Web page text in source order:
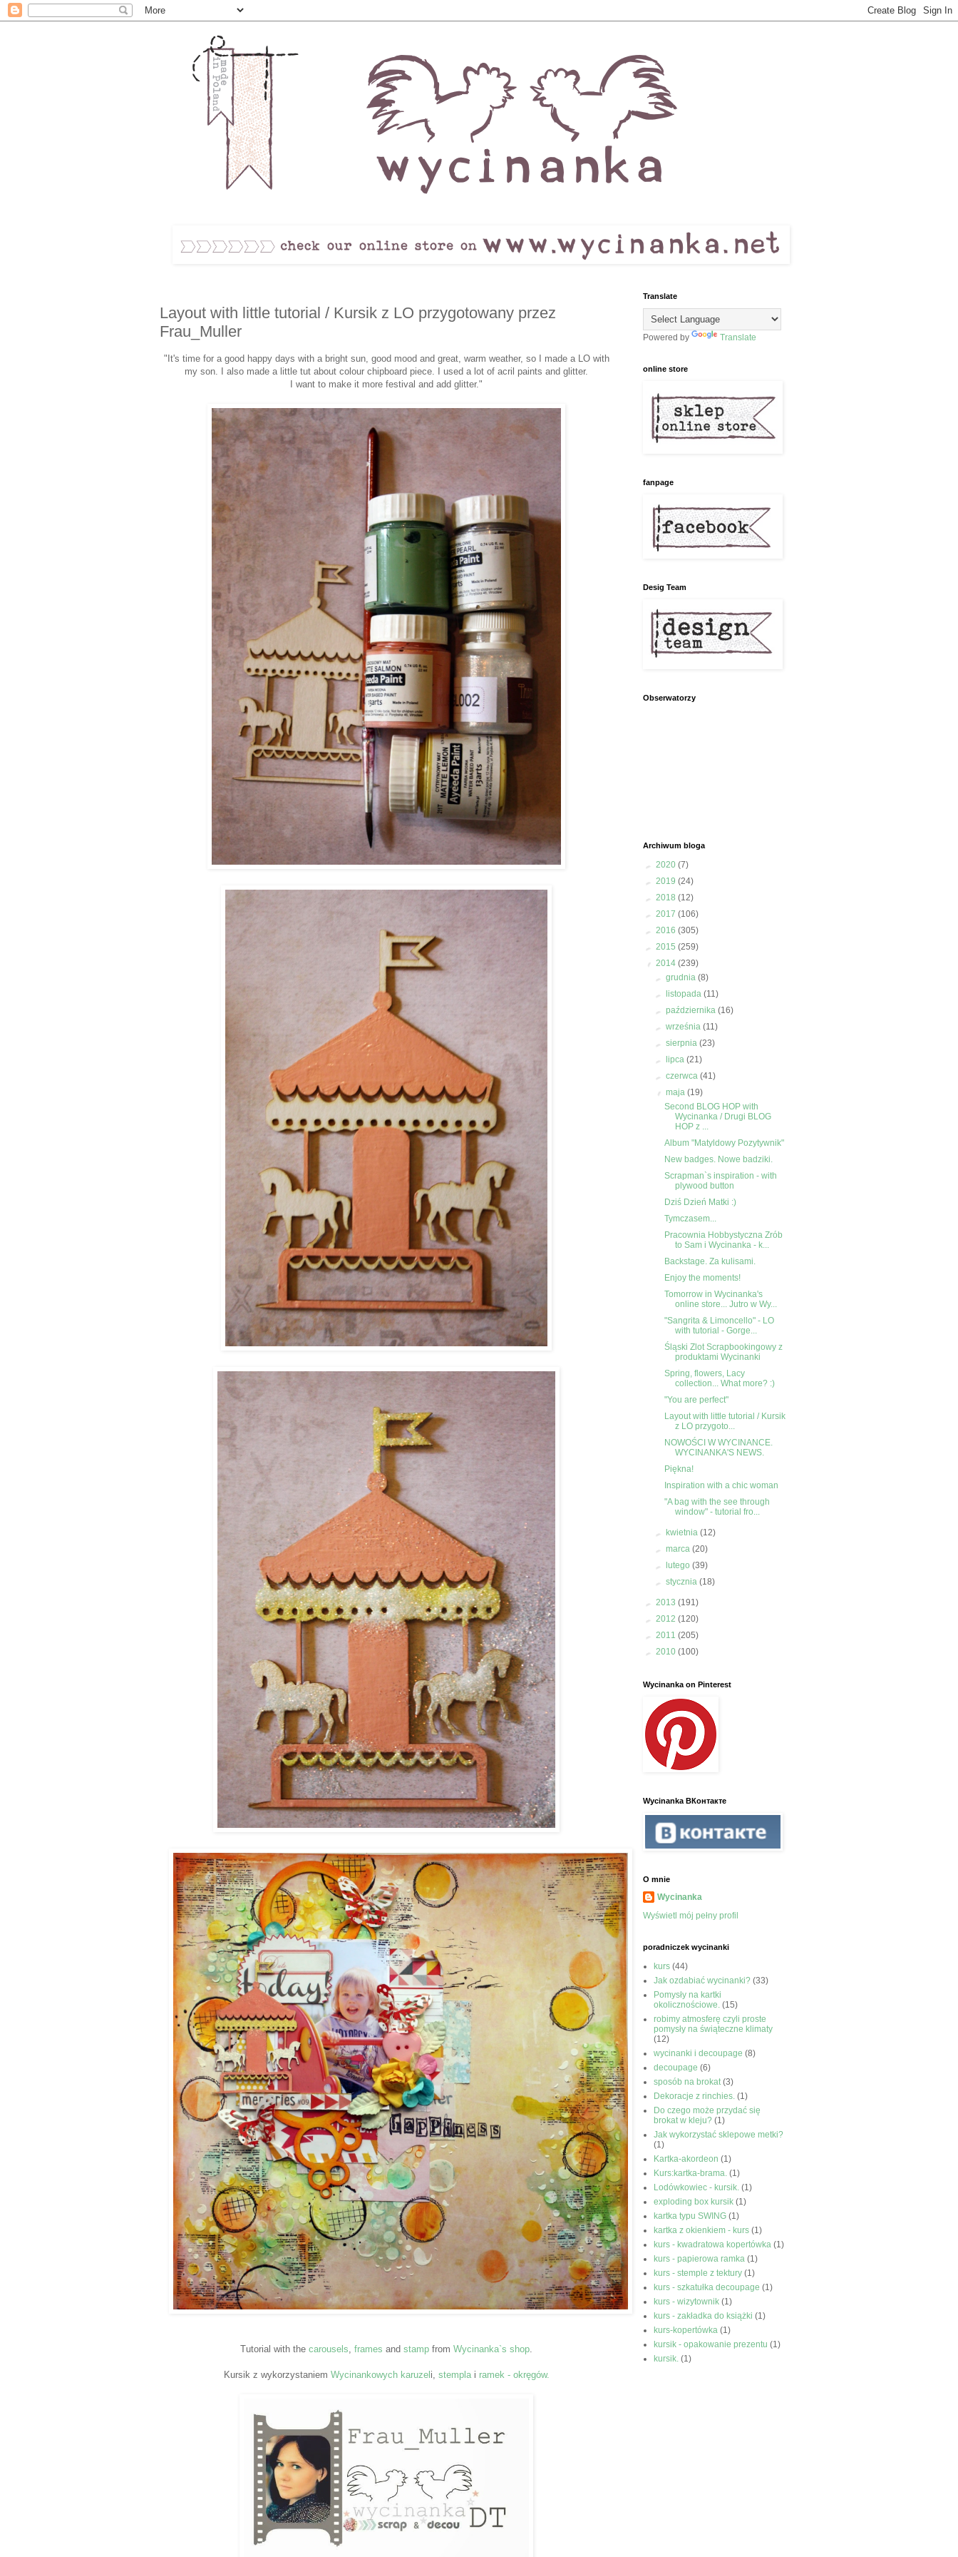
Layout with little tutorial / Kursik z LO przygotowany przez
Frau_Muller
"It's time for a good happy days with a bright sun, good mood and great, warm weather, so I made a LO with
my son. I also made a little tut about colour chipboard piece. I used a lot of acril paints and glitter.
I want to make it more festival and add glitter."
Tutorial with the carousels frames and stamp from Wycinanka`s shop
Kursik z wykorzystaniem Wycinankowych karuzeli, stemplai ramek - okręgów.
Translate
Powered by Translate
online store
fanpage
Desig Team
Obserwatorzy
Archiwum bloga
► 2020 (7)
► 2019 (24)
► 2018 (12)
► 2017 (106)
► 2016 (305)
► 2015 (259)
▼ 2014 (239)
►grudnia(8)
►
listopada(11)
►października(16)
►września(11)
►sierpnia(23)
►
lipca(21)
►czerwca(41)
▼maja(19)
Second BLOG HOP with
Wycinanka / Drugi BLOG
HOP z ...
Album "Matyldowy Pozytywnik"
New badges. Nowe badziki.
Scrapman`s inspiration - with
plywood button
Dziś Dzień Matki :)
Tymczasem...
Pracownia Hobbystyczna Zrób
to Sam i Wycinanka - k...
Backstage. Za kulisami.
Enjoy the moments!
Tomorrow in Wycinanka's
online store... Jutro w Wy...
"Sangrita & Limoncello" - LO
with tutorial - Gorge...
Śląski Zlot Scrapbookingowy z
produktami Wycinanki
Spring, flowers, Lacy
collection... What more? :)
"You are perfect"
Layout with little tutorial / Kursik
z LO przygoto...
NOWOŚCI W WYCINANCE.
WYCINANKA'S NEWS.
Piękna!
Inspiration with a chic woman
"A bag with the see through
window" - tutorial fro...
► kwietnia(12)
►marca(20)
►
lutego(39)
►stycznia(18)
► 2013 (191)
► 2012 (120)
► 2011 (205)
► 2010 (100)
Wycinanka on Pinterest
Wycinanka ВКонтакте
O mnie
Wycinanka
Wyświetl mój pełny profil
poradniczek wycinanki
kurs (44)
Jak ozdabiać wycinanki? (33)
Pomysły na kartki
okolicznościowe. (15)
robimy atmosferę czyli proste
pomysły na świąteczne klimaty
(12)
wycinanki i decoupage (8)
decoupage (6)
sposób na brokat (3)
Dekoracje z rinchies. (1)
Do czego może przydać się
brokat w kleju? (1)
Jak wykorzystać sklepowe metki?
(1)
Kartka-akordeon (1)
Kurs:kartka-brama. (1)
Lodówkowiec - kursik. (1)
exploding box kursik (1)
kartka typu SWING (1)
kartka z okienkiem - kurs (1)
kurs - kwadratowa kopertówka (1)
kurs - papierowa ramka (1)
kurs - stemple z tektury (1)
kurs - szkatułka decoupage (1)
kurs - wizytownik (1)
kurs - zakładka do książki (1)
kurs-kopertówka (1)
kursik - opakowanie prezentu (1)
kursik. (1)